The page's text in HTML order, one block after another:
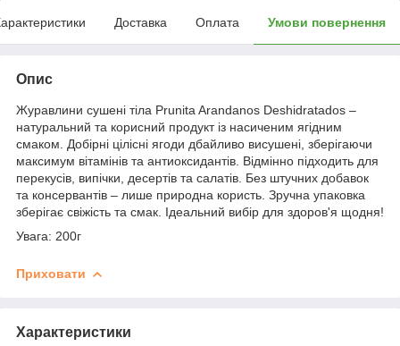
Доставка Оплата Умови повернення
Опис
Журавлини сушені тіла Prunita Arandanos Deshidratados –
натуральний та корисний продукт із насиченим ягідним
смаком. Добірні цілісні ягоди дбайливо висушені, зберігаючи
максимум вітамінів та антиоксидантів. Відмінно підходить для
перекусів, випічки, десертів та салатів. Без штучних добавок
та консервантів – лише природна користь. Зручна упаковка
зберігає свіжість та смак. Ідеальний вибір для здоров'я щодня!
Увага: 200г
Приховати
Характеристики